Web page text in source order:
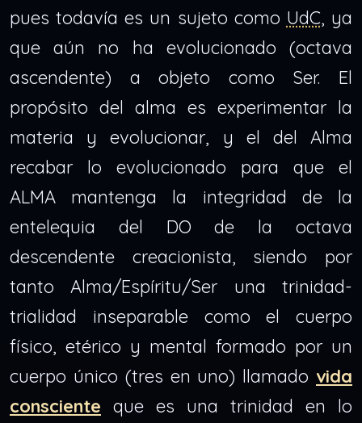
pues todavía es un sujeto como UdC, ya
que aún no ha evolucionado (octava
ascendente) a objeto como Ser. El
propósito del alma es experimentar la
materia y evolucionar, y el del Alma
recabar lo evolucionado para que el
ALMA mantenga la integridad de la
entelequia del DO de la octava
descendente creacionista, siendo por
tanto Alma/Espíritu/Ser una trinidad-
trialidad inseparable como el cuerpo
físico, etérico y mental formado por un
cuerpo único (tres en uno) llamado vida
consciente que es una trinidad en lo